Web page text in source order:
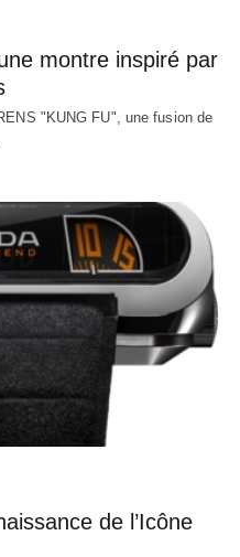
montre inspiré par
"KUNG FU", une fusion de
de l’Icône